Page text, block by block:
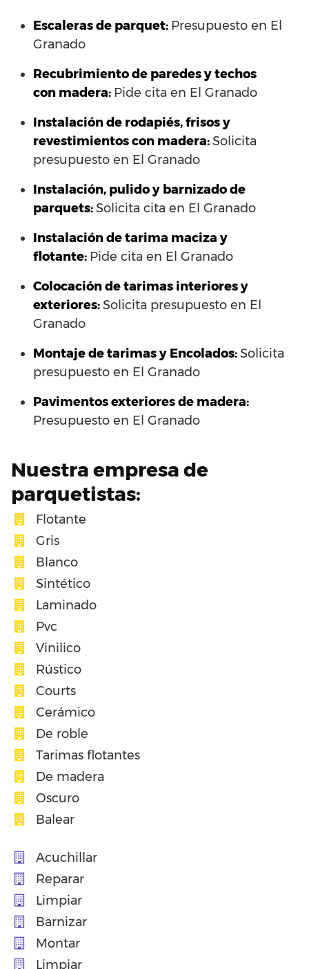
Escaleras de parquet: Presupuesto en El
Granado
Recubrimiento de paredes y techos
con madera: Pide cita en El Granado
Instalación de rodapiés, frisos y
revestimientos con madera:Solicita
presupuesto en El Granado
Instalación, pulido y barnizado de
parquets:Solicita cita en El Granado
Instalación de tarima maciza y
flotante: Pide cita en El Granado
Colocación de tarimas interiores y
exteriores:Solicita presupuesto en El
Granado
Montaje de tarimas y Encolados:Solicita
presupuesto en El Granado
Pavimentos exteriores de madera:
Presupuesto en El Granado
Nuestra empresa de
parquetistas:
Flotante
Gris
Blanco
Sintético
Laminado
Pvc
Vinilico
Rústico
Courts
Cerámico
De roble
Tarimas flotantes
De madera
Oscuro
Balear
Acuchillar
Reparar
Limpiar
Barnizar
Montar
Limpiar